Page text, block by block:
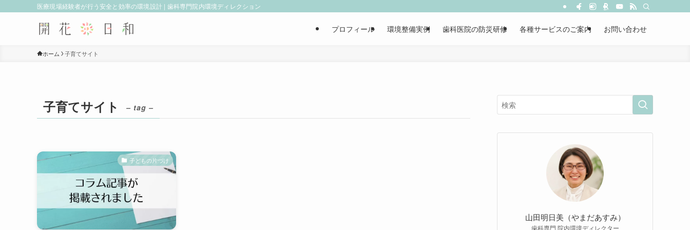
医療現場経験者が行う安全と効率の環境設計 | 歯科専門院内環境ディレクション
プロフィール 環境整備実例 歯科医院の防災研修 各種サービスのご案内 お問い合わせ
ホーム 子育てサイト
子育てサイト – tag –
子どもの片づけ
山田明日美（やまだあすみ）
歯科専門 院内環境ディレクター